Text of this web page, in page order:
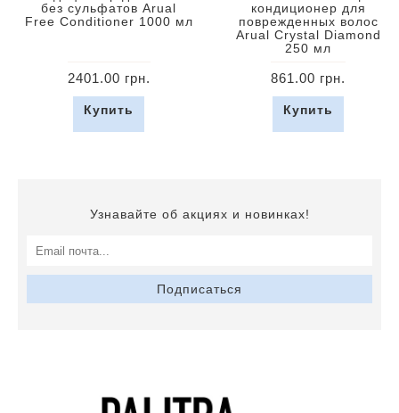
без сульфатов Arual
Free Conditioner 1000 мл
2401.00 грн.
Купить
кондиционер для
поврежденных волос
Arual Crystal Diamond
250 мл
861.00 грн.
Купить
Узнавайте об акциях и новинках!
Подписаться